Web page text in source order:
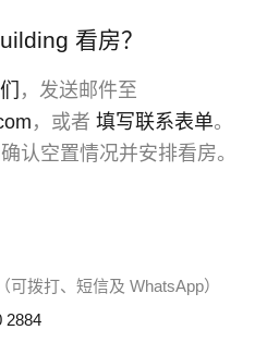
看房？
，发送邮件至
，或者 填写联系表单。
认空置情况并安排看房。
可拨打、短信及 WhatsApp）
2884